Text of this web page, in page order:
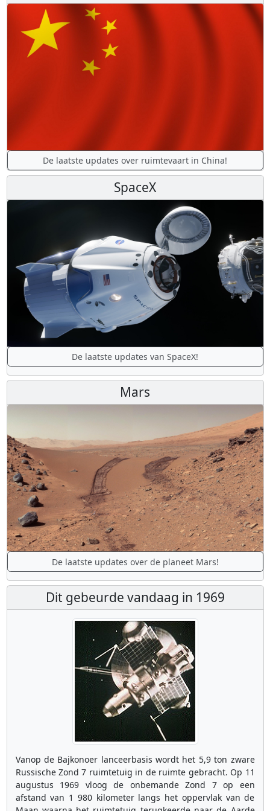
De laatste updates over ruimtevaart in China!
SpaceX
De laatste updates van SpaceX!
Mars
De laatste updates over de planeet Mars!
Dit gebeurde vandaag in 1969
Vanop de Bajkonoer lanceerbasis wordt het 5,9 ton zware
Russische Zond 7 ruimtetuig in de ruimte gebracht. Op 11
augustus 1969 vloog de onbemande Zond 7 op een
afstand van 1 980 kilometer langs het oppervlak van de